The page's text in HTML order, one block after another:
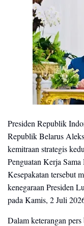
Presiden Republik
Republik Belarus
kemitraan strategis
Penguatan Kerja
Kesepakatan tersebut
kenegaraan Presiden
pada Kamis, 2 Juli
Dalam keterangan